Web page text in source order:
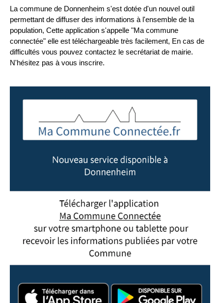
La commune de Donnenheim s'est dotée d'un nouvel outil
permettant de diffuser des informations à l'ensemble de la
population, Cette application s'appelle "Ma commune
connectée" elle est téléchargeable très facilement, En cas de
difficultés vous pouvez contactez le secrétariat de mairie.
N'hésitez pas à vous inscrire.